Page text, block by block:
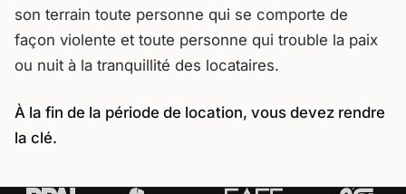
son terrain toute personne qui se comporte de
façon violente et toute personne qui trouble la paix
ou nuit à la tranquillité des locataires.
À la fin de la période de location, vous devez rendre
la clé.